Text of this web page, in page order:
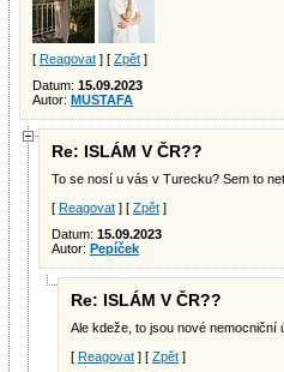
[ Reagovat ] [ Zpět ]
Datum: 15.09.2023
Autor: MUSTAFA
Re: ISLÁM V ČR??
To se nosí u vás v Turecku? Sem to
[ Reagovat ] [ Zpět ]
Datum: 15.09.2023
Autor: Pepíček
Re: ISLÁM V ČR??
Ale kdeže, to jsou nové
[ Reagovat ] [ Zpět ]